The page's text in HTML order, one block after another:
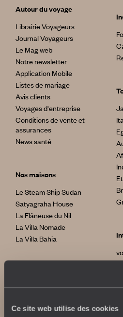
Ce site web utilise des cookies
Autour du voyage
Librairie Voyageurs
Journal Voyageurs
Le Mag web
Notre newsletter
Application Mobile
Listes de mariage
Avis clients
Voyages d'entreprise
Conditions de vente et
assurances
News santé
Nos maisons
Le Steam Ship Sudan
Satyagraha House
La Flâneuse du Nil
La Villa Nomade
La Villa Bahia